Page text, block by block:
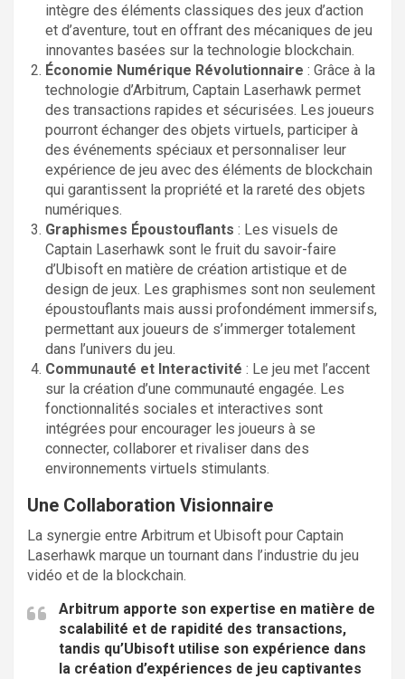
intègre des éléments classiques des jeux d’action
et d’aventure, tout en offrant des mécaniques de jeu
innovantes basées sur la technologie blockchain.
Économie Numérique Révolutionnaire : Grâce à la
technologie d’Arbitrum, Captain Laserhawk permet
des transactions rapides et sécurisées. Les joueurs
pourront échanger des objets virtuels, participer à
des événements spéciaux et personnaliser leur
expérience de jeu avec des éléments de blockchain
qui garantissent la propriété et la rareté des objets
numériques.
Graphismes Époustouflants : Les visuels de
Captain Laserhawk sont le fruit du savoir-faire
d’Ubisoft en matière de création artistique et de
design de jeux. Les graphismes sont non seulement
époustouflants mais aussi profondément immersifs,
permettant aux joueurs de s’immerger totalement
dans l’univers du jeu.
Communauté et Interactivité : Le jeu met l’accent
sur la création d’une communauté engagée. Les
fonctionnalités sociales et interactives sont
intégrées pour encourager les joueurs à se
connecter, collaborer et rivaliser dans des
environnements virtuels stimulants.
Une Collaboration Visionnaire
La synergie entre Arbitrum et Ubisoft pour Captain
Laserhawk marque un tournant dans l’industrie du jeu
vidéo et de la blockchain.
Arbitrum apporte son expertise en matière de
scalabilité et de rapidité des transactions,
tandis qu’Ubisoft utilise son expérience dans
la création d’expériences de jeu captivantes